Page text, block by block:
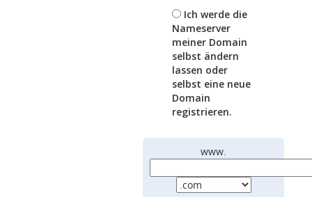
Ich werde die
Nameserver
meiner Domain
selbst ändern
lassen oder
selbst eine neue
Domain
registrieren.
www.